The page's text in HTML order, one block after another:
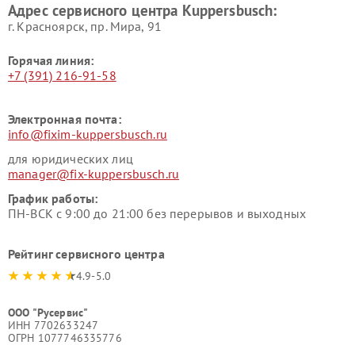
Ремонт сушильных машин Kuppersbusch
Адрес сервисного центра Kuppersbusch:
г. Красноярск, ​пр. Мира, 91
Горячая линия:
+7 (391) 216-91-58
Электронная почта:
info@fixim-kuppersbusch.ru
для юридических лиц
manager@fix-kuppersbusch.ru
График работы:
ПН-ВСК с 9:00 до 21:00 без перерывов и выходных
Рейтинг сервисного центра
4.9-5.0
ООО "Русервис"
ИНН 7702633247
ОГРН 1077746335776